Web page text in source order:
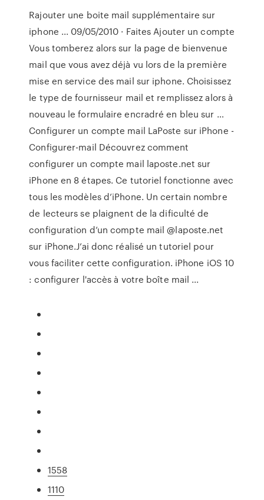
Rajouter une boite mail supplémentaire sur
iphone ... 09/05/2010 · Faites Ajouter un compte
Vous tomberez alors sur la page de bienvenue
mail que vous avez déjà vu lors de la première
mise en service des mail sur iphone. Choisissez
le type de fournisseur mail et remplissez alors à
nouveau le formulaire encradré en bleu sur …
Configurer un compte mail LaPoste sur iPhone -
Configurer-mail Découvrez comment
configurer un compte mail laposte.net sur
iPhone en 8 étapes. Ce tutoriel fonctionne avec
tous les modèles d’iPhone. Un certain nombre
de lecteurs se plaignent de la dificulté de
configuration d’un compte mail @laposte.net
sur iPhone.J’ai donc réalisé un tutoriel pour
vous faciliter cette configuration. iPhone iOS 10
: configurer l'accès à votre boîte mail ...
1558
1110